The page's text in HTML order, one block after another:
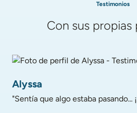
Testimonios
Con sus propias
Alyssa
"Sentía que algo estaba